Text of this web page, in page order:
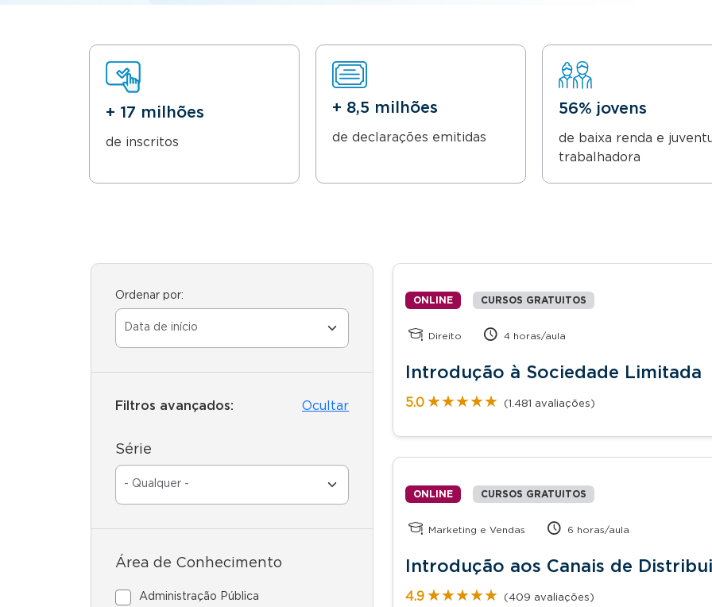
+ 17 milhões
de inscritos
+ 8,5 milhões
de declarações emitidas
56% jovens
de baixa renda e
trabalhadora
Ordenar por:
Filtros avançados: Ocultar
Série
Área de Conhecimento
Administração Pública
ONLINE CURSOS GRATUITOS
Direito 4 horas/aula
Introdução à Sociedade Limitada
5.0 ★★★★★
★★★★★ (1.481 avaliações)
ONLINE CURSOS GRATUITOS
Marketing e Vendas 6 horas/aula
Introdução aos Canais de
4.9 ★★★★★
★★★★★ (409 avaliações)